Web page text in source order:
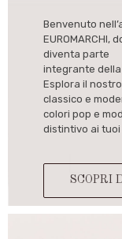
Benvenuto
EUROMARCHI,
diventa parte
integrante della
Esplora il
classico e
colori pop e
distintivo ai tuoi
SCOPRI